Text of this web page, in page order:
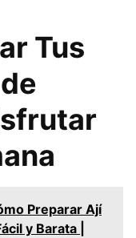
Tus
Preparar Ají
y Barata |